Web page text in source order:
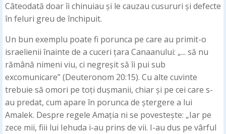
Câteodată doar îi chinuiau și le cauzau cusururi și defecte
în feluri greu de închipuit.
Un bun exemplu poate fi porunca pe care au primit-o
israelienii înainte de a cuceri țara Canaanului: „... să nu
rămână nimeni viu, ci negreșit să îi pui sub
excomunicare” (Deuteronom 20:15). Cu alte cuvinte
trebuie să omori pe toți dușmanii, chiar și pe cei care s-
au predat, cum apare în porunca de ștergere a lui
Amalek. Despre regele Amația ni se povestește: „Iar pe
zece mii, fiii lui Iehuda i-au prins de vii. I-au dus pe vârful